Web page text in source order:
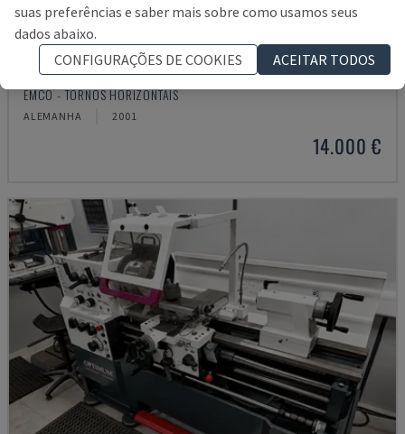
EMCOMAT 200X1000
EMCO - TORNOS HORIZONTAIS
ALEMANHA 2001
14.000 €
suas preferências e saber mais sobre como usamos seus
dados abaixo.
CONFIGURAÇÕES DE COOKIES
ACEITAR TODOS